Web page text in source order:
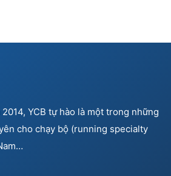
YCB tự hào là một trong những
cho chạy bộ (running specialty